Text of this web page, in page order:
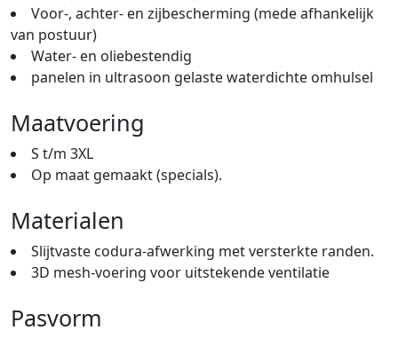
Voor-, achter- en zijbescherming (mede afhankelijk
van postuur)
Water- en oliebestendig
panelen in ultrasoon gelaste waterdichte omhulsel
Maatvoering
S t/m 3XL
Op maat gemaakt (specials).
Materialen
Slijtvaste codura-afwerking met versterkte randen.
3D mesh-voering voor uitstekende ventilatie
Pasvorm